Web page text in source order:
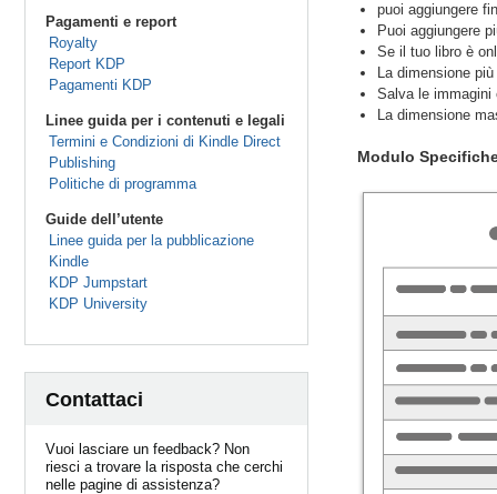
Pagamenti e report
Royalty
Report KDP
Pagamenti KDP
Linee guida per i contenuti e legali
Termini e Condizioni di Kindle Direct
Publishing
Politiche di programma
Guide dell’utente
Linee guida per la pubblicazione
Kindle
KDP Jumpstart
KDP University
Contattaci
Vuoi lasciare un feedback? Non
riesci a trovare la risposta che cerchi
nelle pagine di assistenza?
puoi aggiungere
Puoi aggiungere
Se il tuo libro è
La dimensione
Salva le immagini
La dimensione
Modulo